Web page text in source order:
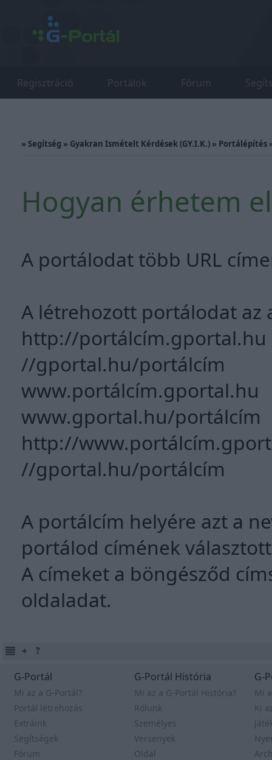
Regisztráció Portálok Fórum
» Segítség » Gyakran Ismételt Kérdések (GY.I.K.) » Portálépítés
Hogyan érhetem
A portálodat több URL
A létrehozott portálodat az
http://portálcím.gportal.hu
//gportal.hu/portálcím
www.portálcím.gportal.hu
www.gportal.hu/portálcím
http://
//gportal.hu/portálcím
A portálcím helyére azt a
portálod címének
A címeket a böngésződ
oldaladat.
G-Portál
Mi az a G-Portál?
Portál létrehozás
Extráink
Segítségek
Fórum
G-Portál História
Mi az a G-Portál História?
Rólunk
Személyes
Versenyek
Oldal
G-
Mi
Ki